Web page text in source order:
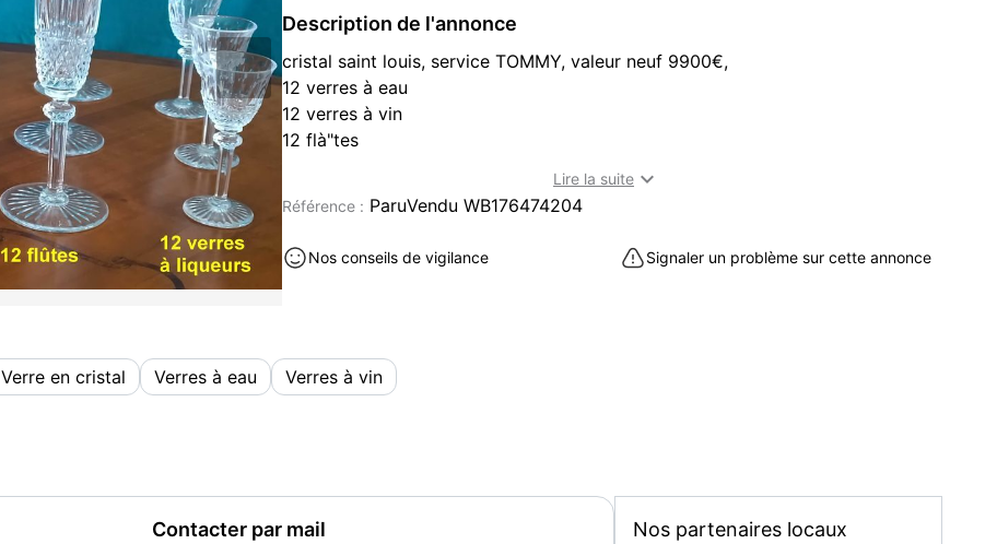
Description de l'annonce
cristal saint louis, service TOMMY, valeur neuf 9900€,
12 verres à eau
12 verres à vin
12 flà"tes
Décoration neuf à vendre à Saint-Yrieix-sur-Charente (16710)
Lire la suite 
Référence : ParuVendu WB176474204
Nos conseils de vigilance Signaler un problème sur cette annonce
Verre en cristal Verres à eau Verres à vin
Contacter par mail Nos partenaires locaux